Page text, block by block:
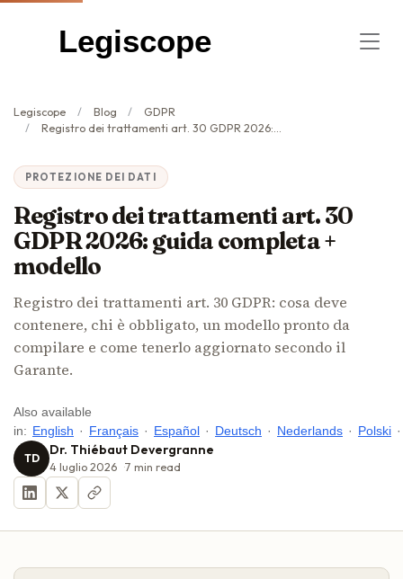
Legiscope
Legiscope Blog
GDPR
Registro dei trattamenti art. 30 GDPR 2026: guida completa + modello
PROTEZIONE DEI DATI
Registro dei trattamenti art. 30
GDPR 2026: guida completa +
modello
Registro dei trattamenti art. 30 GDPR: cosa deve
contenere, chi è obbligato, un modello pronto da
compilare e come tenerlo aggiornato secondo il
Garante.
Also available
in: English · Français · Español · Deutsch · Nederlands · Polski ·
TD Dr. Thiébaut Devergranne
4 luglio 2026 7 min read